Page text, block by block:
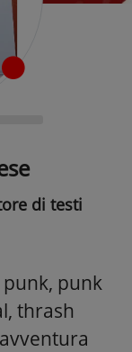
di testi
punk
thrash